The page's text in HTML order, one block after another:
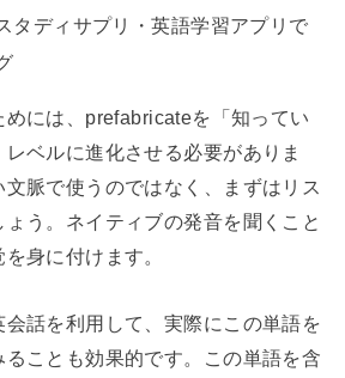
タディサプリ・英語学習アプリで
には、prefabricateを「知ってい
ベルに進化させる必要がありま
脈で使うのではなく、まずはリス
う。ネイティブの発音を聞くこと
身に付けます。
会話を利用して、実際にこの単語を
ことも効果的です。この単語を含